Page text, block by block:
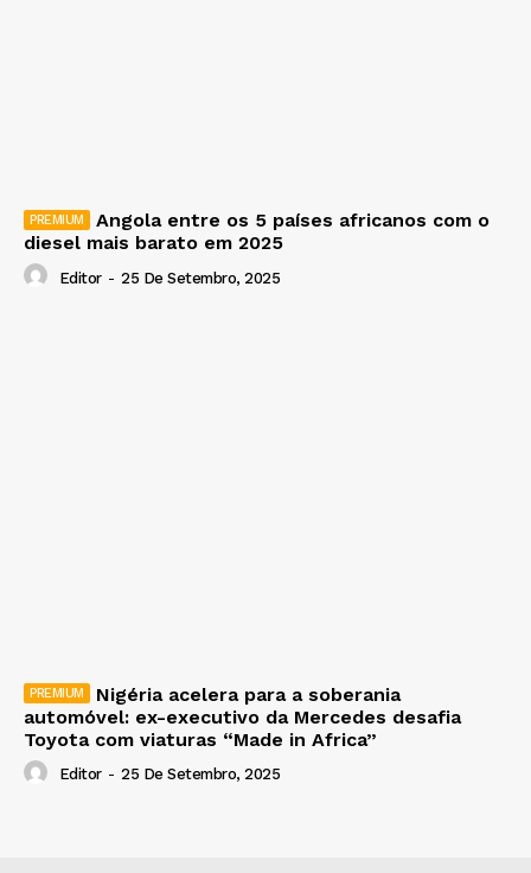
Angola entre os 5 países africanos com o
diesel mais barato em 2025
Editor - 25 De Setembro, 2025
Nigéria acelera para a soberania
automóvel: ex-executivo da Mercedes desafia
Toyota com viaturas “Made in Africa”
Editor - 25 De Setembro, 2025